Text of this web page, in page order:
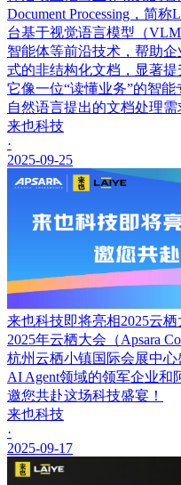
Document Processing，简
台基于视觉语言模型（
智能体等前沿技术，帮助
式的非结构化文档，显著
它像一位“读懂业务”的智
自然语言提出的文档处理需
来也科技
·
2025-09-25
来也科技即将亮相2025云
2025年云栖大会（Apsara
杭州云栖小镇国际会展中
AI Agent领域的领军企业和
邀您共赴这场科技盛宴！
来也科技
·
2025-09-17